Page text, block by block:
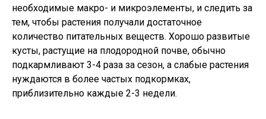
необходимые макро- и микроэлементы, и следить за
тем, чтобы растения получали достаточное
количество питательных веществ. Хорошо развитые
кусты, растущие на плодородной почве, обычно
подкармливают 3-4 раза за сезон, а слабые растения
нуждаются в более частых подкормках,
приблизительно каждые 2-3 недели.